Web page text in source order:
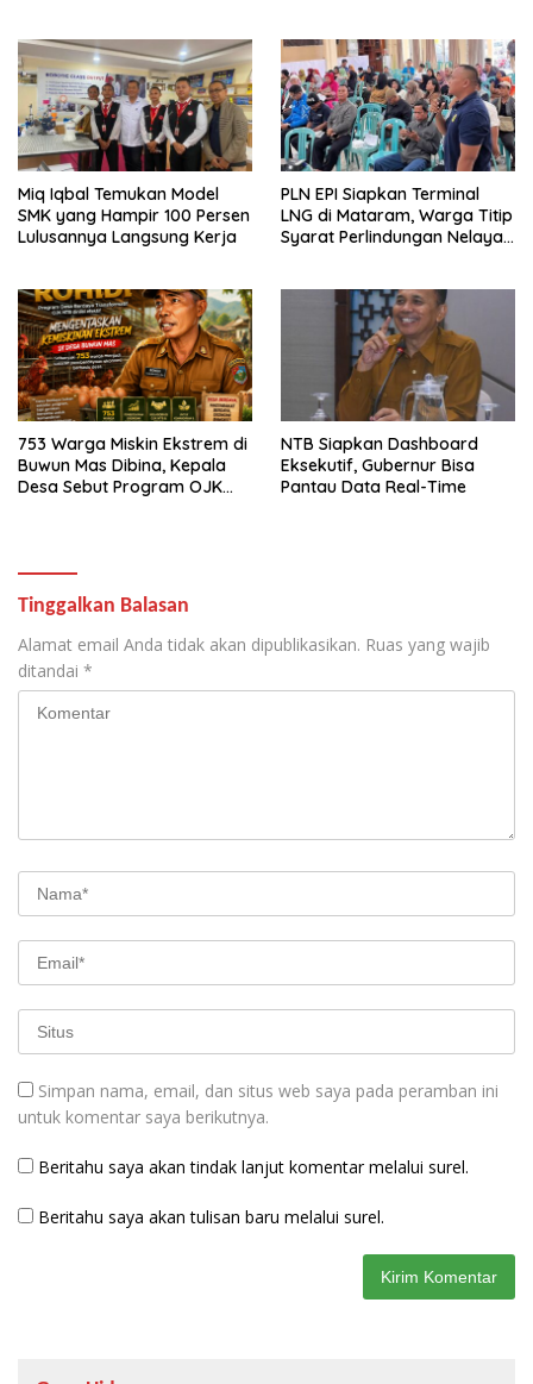
Miq Iqbal Temukan Model
SMK yang Hampir 100 Persen
Lulusannya Langsung Kerja
PLN EPI Siapkan Terminal
LNG di Mataram, Warga Titip
Syarat Perlindungan Nelayan
753 Warga Miskin Ekstrem di
Buwun Mas Dibina, Kepala
Desa Sebut Program OJK
NTB Siapkan Dashboard
Eksekutif, Gubernur Bisa
Pantau Data Real-Time
Tinggalkan Balasan
Alamat email Anda tidak akan dipublikasikan. Ruas yang wajib
ditandai *
Simpan nama, email, dan situs web saya pada peramban ini
untuk komentar saya berikutnya.
Beritahu saya akan tindak lanjut komentar melalui surel.
Beritahu saya akan tulisan baru melalui surel.